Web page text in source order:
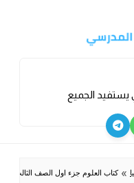
الجميع
» كتاب العلوم جزء اول الصف الثالث ليبيا 2026 pdf